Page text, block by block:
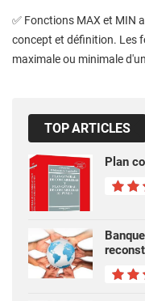
✅ Fonctions MAX et MIN
concept et définition. Les
maximale ou minimale
TOP ARTICLES
Plan